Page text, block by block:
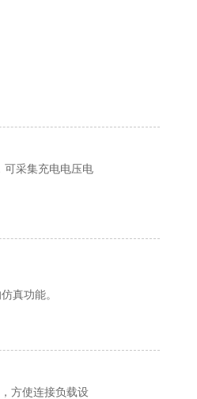
可采集充电电压电
真功能。
方使连接负载设